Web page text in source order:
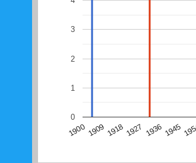
1900 1909 1918 1927 1936 1945
0
1
2
3